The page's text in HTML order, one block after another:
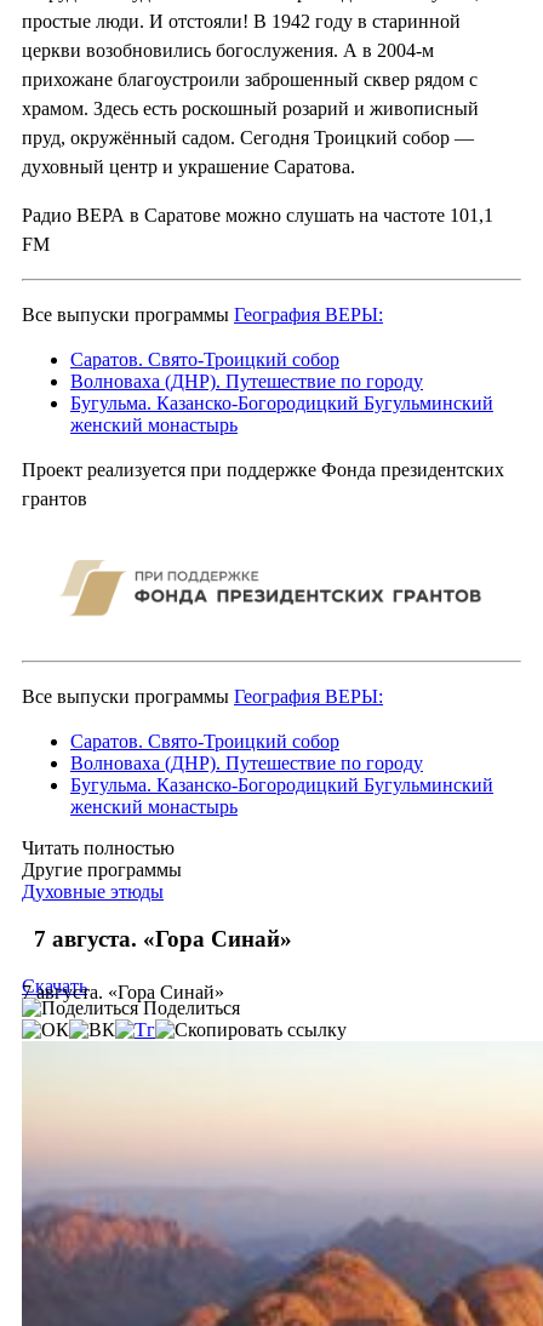
простые люди. И отстояли! В 1942 году в старинной
церкви возобновились богослужения. А в 2004-м
прихожане благоустроили заброшенный сквер рядом с
храмом. Здесь есть роскошный розарий и живописный
пруд, окружённый садом. Сегодня Троицкий собор —
духовный центр и украшение Саратова.
Радио ВЕРА в Саратове можно слушать на частоте 101,1
FM
Все выпуски программы География ВЕРЫ:
Саратов. Свято-Троицкий собор
Волноваха (ДНР). Путешествие по городу
Бугульма. Казанско-Богородицкий Бугульминский
женский монастырь
Проект реализуется при поддержке Фонда президентских
грантов
Все выпуски программы География ВЕРЫ:
Саратов. Свято-Троицкий собор
Волноваха (ДНР). Путешествие по городу
Бугульма. Казанско-Богородицкий Бугульминский
женский монастырь
Читать полностью
Другие программы
Духовные этюды
7 августа. «Гора Синай»
7 августа. «Гора Синай»
Скачать
Поделиться